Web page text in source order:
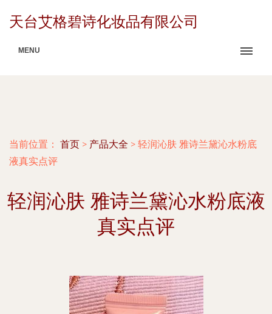
天台艾格碧诗化妆品有限公司
MENU
当前位置： 首页 > 产品大全 > 轻润沁肤 雅诗兰黛沁水粉底
液真实点评
轻润沁肤 雅诗兰黛沁水粉底液
真实点评